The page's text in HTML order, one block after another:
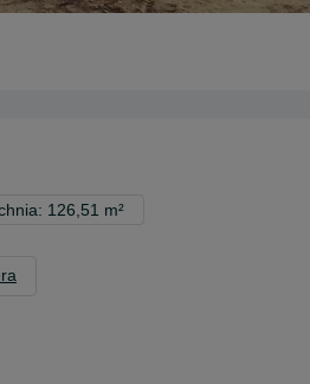
126,51 m²
tab